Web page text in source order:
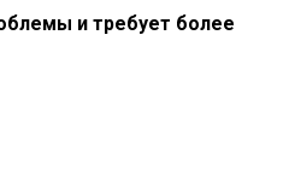
и требует более